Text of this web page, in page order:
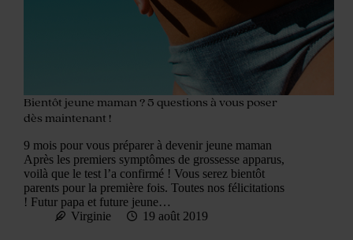
Bientôt jeune maman ? 5 questions à vous poser
dès maintenant !
9 mois pour vous préparer à devenir jeune maman
Après les premiers symptômes de grossesse apparus,
voilà que le test l’a confirmé ! Vous serez bientôt
parents pour la première fois. Toutes nos félicitations
! Futur papa et future jeune…
Virginie
19 août 2019